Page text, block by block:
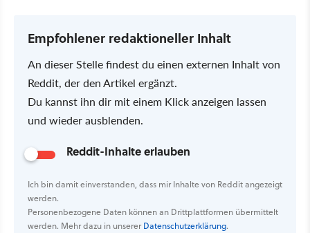
Empfohlener redaktioneller Inhalt
An dieser Stelle findest du einen externen Inhalt von
Reddit, der den Artikel ergänzt.
Du kannst ihn dir mit einem Klick anzeigen lassen
und wieder ausblenden.
Reddit-Inhalte erlauben
Ich bin damit einverstanden, dass mir Inhalte von Reddit angezeigt
werden.
Personenbezogene Daten können an Drittplattformen übermittelt
werden. Mehr dazu in unsererDatenschutzerklärung.